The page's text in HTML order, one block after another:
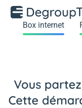
Box internet
Vous
Cette